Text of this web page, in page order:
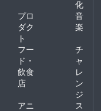
化
プロ
ダク
ト
音
楽
フー
ド・
飲食
店
チ
ャ
レ
ン
ジ
アニ
ス